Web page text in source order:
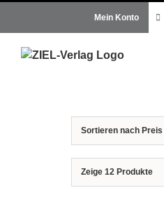
Mein Konto
Sortieren nach Preis
Zeige 12 Produkte